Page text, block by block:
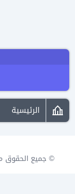
الرئيسية
© جميع الحقوق